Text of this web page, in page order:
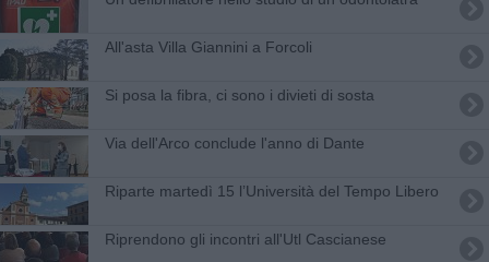
All'asta Villa Giannini a Forcoli
Si posa la fibra, ci sono i divieti di sosta
Via dell'Arco conclude l'anno di Dante
​Riparte martedì 15 l’Università del Tempo Libero
Riprendono gli incontri all'Utl Cascianese